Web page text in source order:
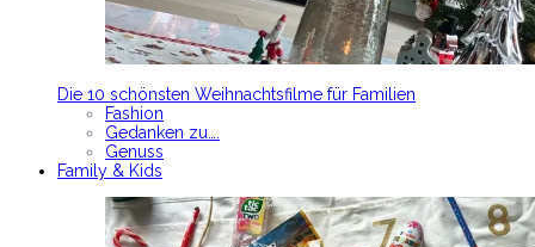
Die 10 schönsten Weihnachtsfilme für Familien
Fashion
Gedanken zu….
Genuss
Family & Kids